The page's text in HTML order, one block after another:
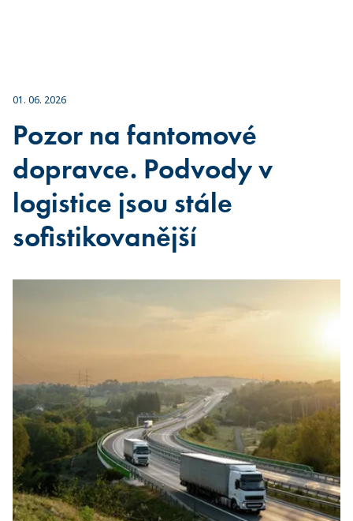
01. 06. 2026
Pozor na fantomové
dopravce. Podvody v
logistice jsou stále
sofistikovanější